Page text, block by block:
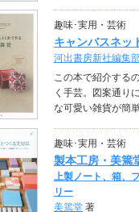
趣味･実用・芸術
キャンバスネッ
河出書房新社編集
この本で紹介する
く手芸。図案通り
な可愛い雑貨が簡
趣味･実用・芸術
製本工房・美篶
上製ノート、箱、
リー
美篶堂 著